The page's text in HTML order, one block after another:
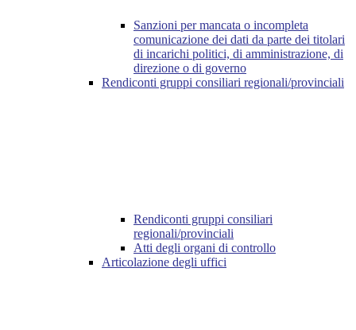
Sanzioni per mancata o incompleta
comunicazione dei dati da parte dei titolari
di incarichi politici, di amministrazione, di
direzione o di governo
Rendiconti gruppi consiliari regionali/provinciali
Rendiconti gruppi consiliari
regionali/provinciali
Atti degli organi di controllo
Articolazione degli uffici